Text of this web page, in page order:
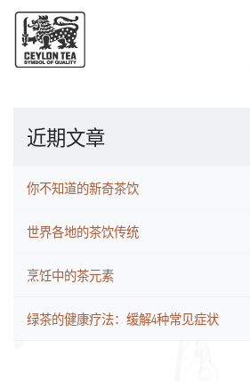
近期文章
你不知道的新奇茶饮
世界各地的茶饮传统
烹饪中的茶元素
绿茶的健康疗法：缓解4种常见症状